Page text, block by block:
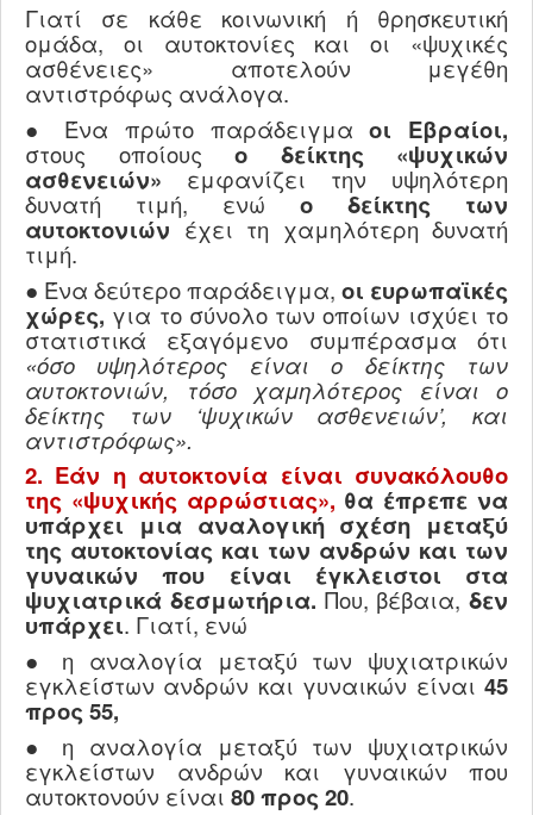
Γιατί σε κάθε κοινωνική ή θρησκευτική
ομάδα, οι αυτοκτονίες και οι «ψυχικές
ασθένειες» αποτελούν μεγέθη
αντιστρόφως ανάλογα.
● Ένα πρώτο παράδειγμαοι Εβραίοι,
στους οποίους ο δείκτης «ψυχικών
ασθενειών» εμφανίζει την υψηλότερη
δυνατή τιμή, ενώ ο δείκτης των
αυτοκτονιών έχει τη χαμηλότερη δυνατή
τιμή.
● Ένα δεύτερο παράδειγμα, οι ευρωπαϊκές
χώρες, για το σύνολο των οποίων ισχύει το
στατιστικά εξαγόμενο συμπέρασμα ότι
«όσο υψηλότερος είναι ο δείκτης των
αυτοκτονιών, τόσο χαμηλότερος είναι ο
δείκτης των ‘ψυχικών ασθενειών’, και
αντιστρόφως».
2. Εάν η αυτοκτονία είναι συνακόλουθο
της «ψυχικής αρρώστιας», θα έπρεπε να
υπάρχει μια αναλογική σχέση μεταξύ
της αυτοκτονίας και των ανδρών και των
γυναικών που είναι έγκλειστοι στα
ψυχιατρικά δεσμωτήρια. Που, βέβαια, δεν
υπάρχει. Γιατί, ενώ
● η αναλογία μεταξύ των ψυχιατρικών
εγκλείστων ανδρών και γυναικών είναι 45
προς 55,
● η αναλογία μεταξύ των ψυχιατρικών
εγκλείστων ανδρών και γυναικών που
αυτοκτονούν είναι 80 προς 20.